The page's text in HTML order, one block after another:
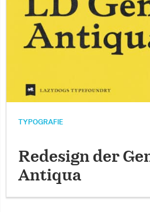
TYPOGRAFIE
Redesign der
Antiqua